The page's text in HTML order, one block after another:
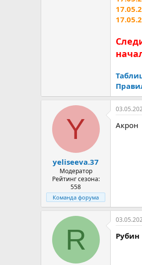
Y
yeliseeva.37
Модератор
Рейтинг сезона:
558
Команда форума
Акрон
R Рубин